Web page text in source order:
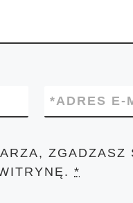
ADRES E-
*
*